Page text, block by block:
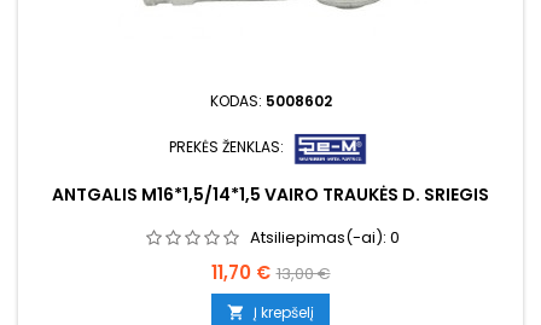
KODAS: 5008602
PREKĖS ŽENKLAS:
ANTGALIS M16*1,5/14*1,5 VAIRO TRAUKĖS D. SRIEGIS
Atsiliepimas(-ai): 0
Kaina
11,70 € Bazinė
kaina
13,00 €
 Į krepšelį